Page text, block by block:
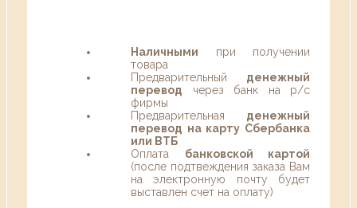
Наличными при получении
товара
Предварительный денежный
перевод через банк на р/с
фирмы
Предварительная денежный
перевод на карту Сбербанка
или ВТБ
Оплата банковской картой
(после подтвеждения заказа Вам
на электронную почту будет
выставлен счет на оплату)